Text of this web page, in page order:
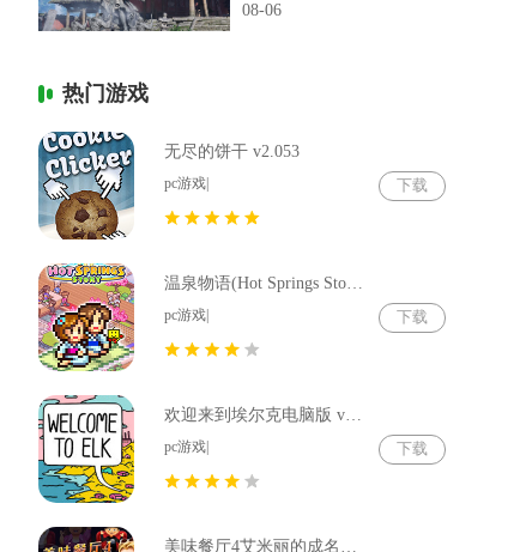
08-06
热门游戏
无尽的饼干 v2.053
pc游戏| 下载
温泉物语(Hot Springs Story) v2.79
pc游戏| 下载
欢迎来到埃尔克电脑版 v1.22.4
pc游戏| 下载